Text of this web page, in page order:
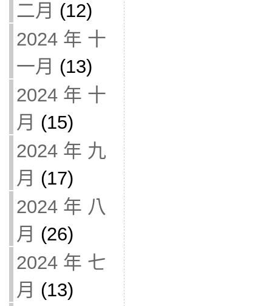
二月 (12)
2024 年 十
一月 (13)
2024 年 十
月 (15)
2024 年 九
月 (17)
2024 年 八
月 (26)
2024 年 七
月 (13)